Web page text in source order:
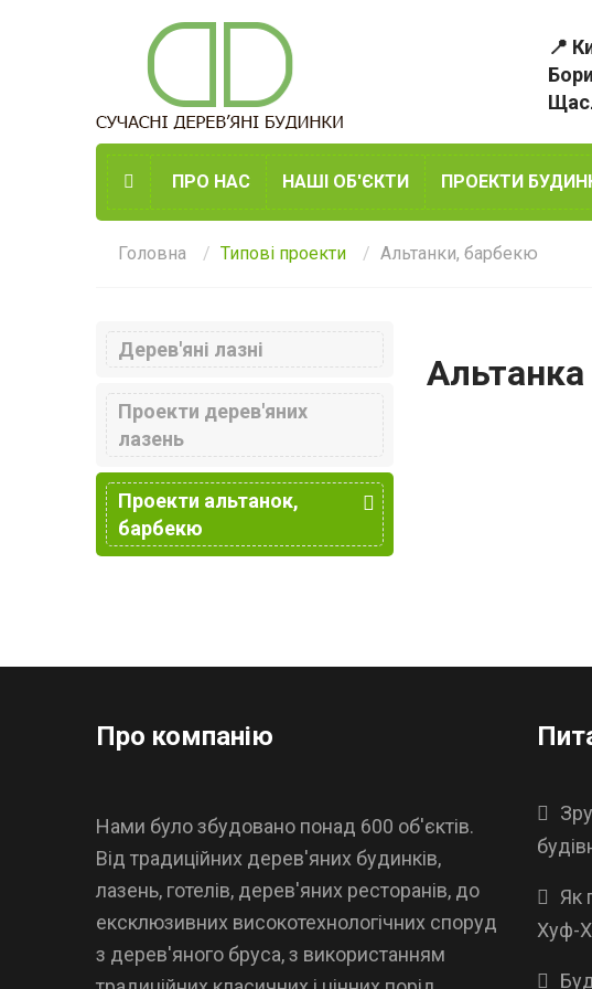
📍
ПРО НАС НАШІ ОБ'ЄКТИ ПРОЕКТИ
Головна Типові проекти Альтанки, барбекю
Дерев'яні лазні
Проекти дерев'яних
лазень
Проекти альтанок,
барбекю
Про компанію
Нами було збудовано понад 600 об'єктів.
Від традиційних дерев'яних будинків,
лазень, готелів, дерев'яних ресторанів, до
ексклюзивних високотехнологічних споруд
з дерев'яного бруса, з використанням
Як
Хуф-